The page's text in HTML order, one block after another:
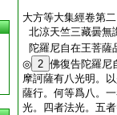
大方等大集經卷第二
北涼天竺三藏曇無
陀羅尼自在王菩薩
◎ 2 佛復告陀羅尼
摩訶薩有八光明。
薩行。何等爲八。
光。四者法光。五